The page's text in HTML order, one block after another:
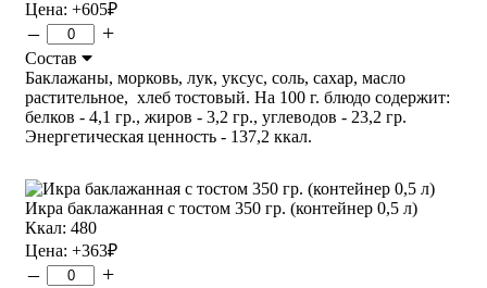
Цена: +605₽
– +
Состав
Баклажаны, морковь, лук, уксус, соль, сахар, масло
растительное, хлеб тостовый. На 100 г. блюдо содержит:
белков - 4,1 гр., жиров - 3,2 гр., углеводов - 23,2 гр.
Энергетическая ценность - 137,2 ккал.
Икра баклажанная с тостом 350 гр. (контейнер 0,5 л)
Ккал: 480
Цена: +363₽
– +